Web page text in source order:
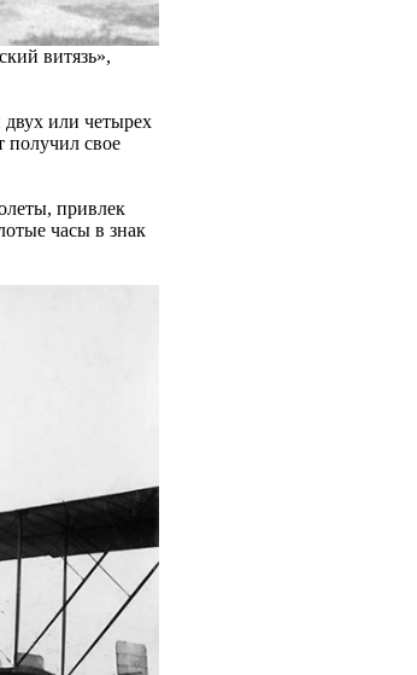
витязь»,
двух или четырех
получил свое
привлек
часы в знак